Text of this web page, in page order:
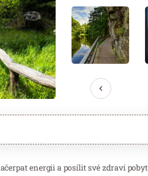
energii a posílit své zdraví